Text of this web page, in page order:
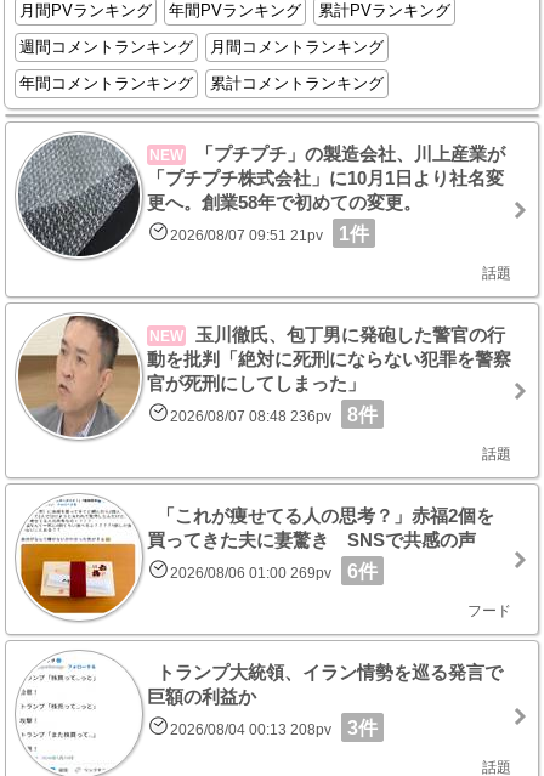
月間PVランキング
年間PVランキング
累計PVランキング
週間コメントランキング
月間コメントランキング
年間コメントランキング
累計コメントランキング
NEW
「プチプチ」の製造会社、川上産業が
「プチプチ株式会社」に10月1日より社名変
更へ。創業58年で初めての変更。
2026/08/07 09:51 21pv 1件
話題
NEW
玉川徹氏、包丁男に発砲した警官の行
動を批判「絶対に死刑にならない犯罪を警察
官が死刑にしてしまった」
2026/08/07 08:48 236pv 8件
話題
「これが痩せてる人の思考？」赤福2個を
買ってきた夫に妻驚き SNSで共感の声
2026/08/06 01:00 269pv 6件
フード
トランプ大統領、イラン情勢を巡る発言で
巨額の利益か
2026/08/04 00:13 208pv 3件
話題